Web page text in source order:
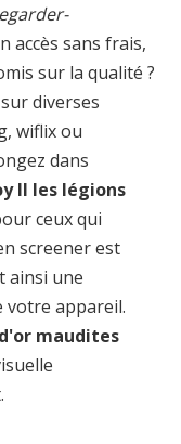
accès sans frais,
sur la qualité ?
diverses
wiflix ou
dans
II les légions
ceux qui
screener est
ainsi une
votre appareil.
maudites